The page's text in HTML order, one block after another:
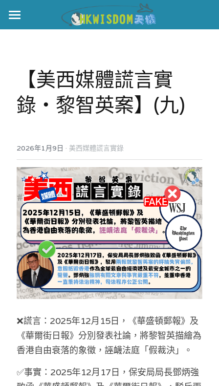
主頁
伊美戰爭
黎智英案
美西媒體謊言實錄
宏福‧革新
宏福苑聽證會
宏福火災正視聽
記錄．宏福苑火災
港聞
中國
國際
娛樂
反華推手你要知
反華推手懶人包
民主派騙案十式
美西霸凌內幕
美西極權主義
真相直擊
KOL 專欄
林淑芳專欄
朱庭萱專欄
莫綺琪專欄
黃萬成專欄
絕密法庭檔案
屠龍小隊案
黎智英案審訊
支聯會案
吃喝玩指南
休閒好介紹
親子
關於我們
人才招聘
投稿熱線
搜索
繁體中文
【美西媒體謊言實
錄‧黎智英案】(九)
2026年1月9日 · 美西媒體謊言實錄
❌謊言： 2025年12月15日，《華盛頓郵報》及
《華爾街日報》分別發表社論，將黎智英描繪為
香港自由衰落的象徵，誣衊法庭「假裁決」。
✅事實： 2025年12月17日，保安局局長鄧炳強